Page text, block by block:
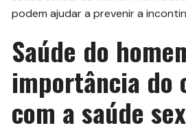
podem ajudar a prevenir a
Saúde do
importância do
com a saúde